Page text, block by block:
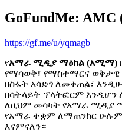
GoFundMe:
https://gf.me/u/yqmagb
የአማራ ሚዲያ ማዕከል (አሚማ)
የማሳወቅ፣ የማስተማርና ወቅታዊ
በስፋት አሳድጎ ለመቀጠል፣
በሳትላይት ፕላትፎርም እንዲሆን
ለዚህም መሳካት የአማራ ሚዲያ
የአማራ ተቋም ለማጠንከር
እናምናለን።